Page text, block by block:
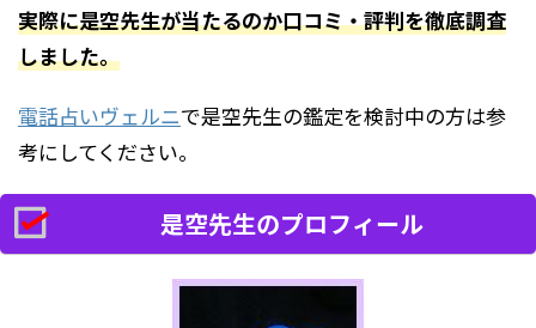
実際に是空先生が当たるのか口コミ・評判を徹底調査
しました。
電話占いヴェルニで是空先生の鑑定を検討中の方は参
考にしてください。
是空先生のプロフィール